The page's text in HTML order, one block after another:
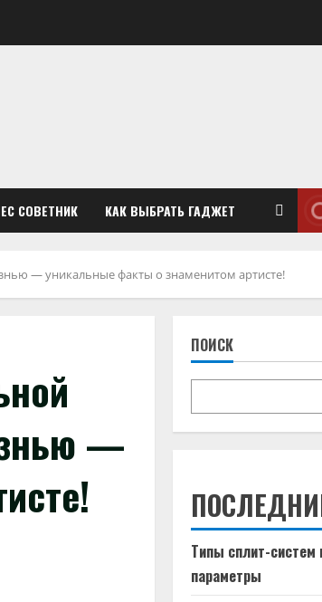
СОВЕТНИК КАК ВЫБРАТЬ ГАДЖЕТ
— уникальные факты о знаменитом артисте!
—
ПОИСК
Типы сплит-систем
параметры